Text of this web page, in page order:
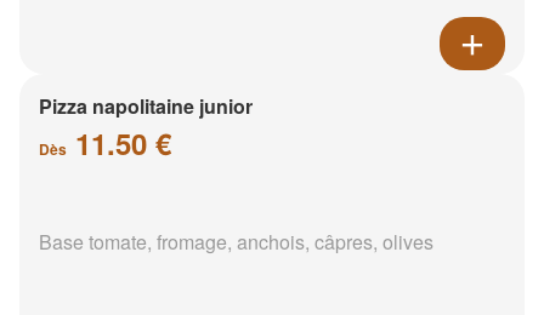
Pizza napolitaine junior
Dès 11.50 €
Base tomate, fromage, anchois, câpres, olives